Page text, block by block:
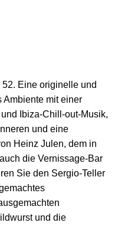
52. Eine originelle und
Ambiente mit einer
Ibiza-Chill-out-Musik,
und eine
Heinz Julen, dem in
die Vernissage-Bar
Sie den Sergio-Teller
und die